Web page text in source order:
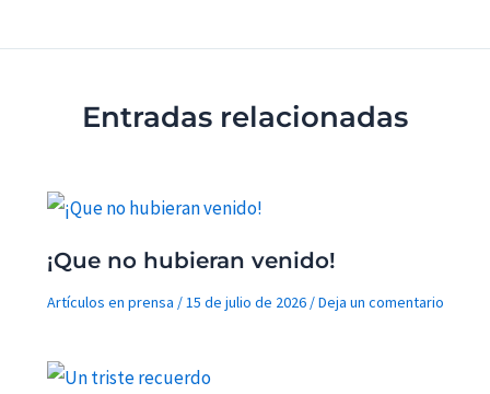
Entradas relacionadas
¡Que no hubieran venido!
Artículos en prensa /15 de julio de 2026 /Deja un comentario